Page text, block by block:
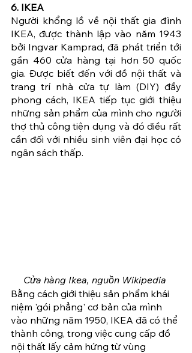
6. IKEA
Người khổng lồ về nội thất gia đình
IKEA, được thành lập vào năm 1943
bởi Ingvar Kamprad, đã phát triển tới
gần 460 cửa hàng tại hơn 50 quốc
gia. Được biết đến với đồ nội thất và
trang trí nhà cửa tự làm (DIY) đầy
phong cách, IKEA tiếp tục giới thiệu
những sản phẩm của mình cho người
thợ thủ công tiện dụng và đó điều rất
cần đối với nhiều sinh viên đại học có
ngân sách thấp.
Cửa hàng Ikea, nguồn Wikipedia
Bằng cách giới thiệu sản phẩm khái
niệm 'gói phẳng' cơ bản của mình
vào những năm 1950, IKEA đã có thể
thành công, trong việc cung cấp đồ
nội thất lấy cảm hứng từ vùng